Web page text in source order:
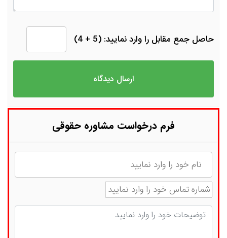
حاصل جمع مقابل را وارد نمایید: (5 + 4)
فرم درخواست مشاوره حقوقی
نام
شماره تماس
توضیحات